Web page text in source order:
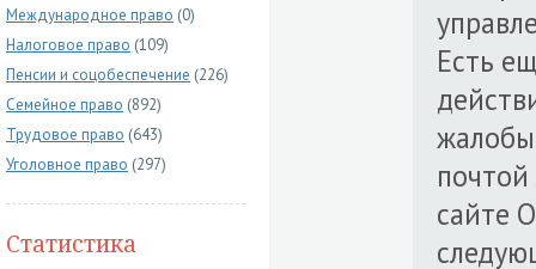
Международное право (0)
Налоговое право (109)
Пенсии и соцобеспечение (226)
Семейное право (892)
Трудовое право (643)
Уголовное право (297)
Статистика
Есть
сайте